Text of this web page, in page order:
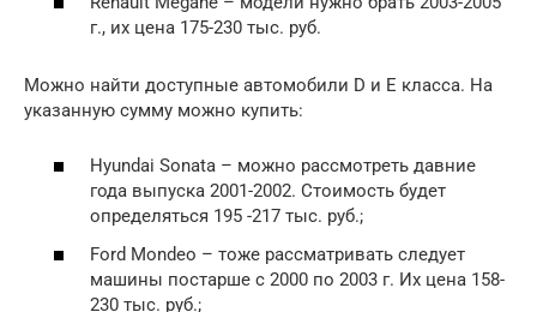
г., их цена 175-230 тыс. руб.
Можно найти доступные автомобили D и E класса. На
указанную сумму можно купить:
Hyundai Sonata – можно рассмотреть давние
года выпуска 2001-2002. Стоимость будет
определяться 195 -217 тыс. руб.;
Ford Mondeo – тоже рассматривать следует
машины постарше с 2000 по 2003 г. Их цена 158-
230 тыс. руб.;